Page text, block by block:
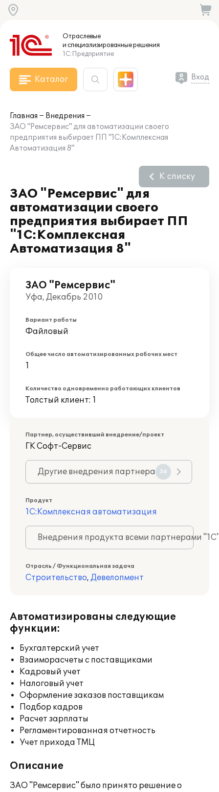
Отраслевые
и специализированныерешения
1С:Предприятие
Каталог Вход
Главная
Внедрения
ЗАО "Ремсервис" для автоматизации своего
предприятия выбирает ПП "1С:Комплексная
Автоматизация 8"
ЗАО "Ремсервис" для
автоматизации своего
предприятия выбирает ПП
"1С:Комплексная
Автоматизация 8"
К списку
ЗАО "Ремсервис"
Уфа, Декабрь 2010
Вариант работы
Файловый
Общее число автоматизированных рабочих мест
1
Количество одновременно работающих клиентов
Толстый клиент: 1
Партнер, осуществивший внедрение/проект
ГK Софт-Сервис
Другие внедрения партнера 36
Продукт
1С:Комплексная автоматизация
Внедрения продукта всеми партнерами
Отрасль / Функциональная задача
Строительство, Девелопмент
Автоматизированы следующие
функции:
Бухгалтерский учет
Взаиморасчеты с поставщиками
Кадровый учет
Налоговый учет
Оформление заказов поставщикам
Подбор кадров
Расчет зарплаты
Регламентированная отчетность
Учет прихода ТМЦ
Описание
ЗАО "Ремсервис" было принято решение о